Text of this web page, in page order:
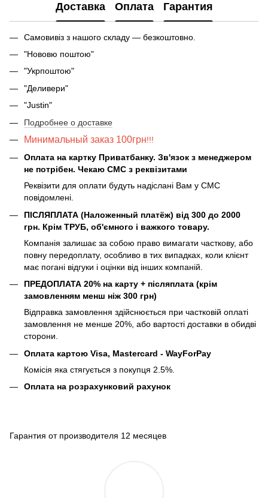
Доставка Оплата Гарантия
Самовивіз з нашого складу — безкоштовно.
"Нововю поштою"
"Укрпоштою"
"Деливери"
"Justin"
Подробнее о доставке
Минимальный заказ 100грн!!!
Оплата на картку Приватбанку. Зв'язок з менеджером
не потрібен. Чекаю СМС з реквізитами
Реквізити для оплати будуть надіслані Вам у СМС
повідомлені.
ПІСЛЯПЛАТА (Наложенный платёж) від 300 до 2000
грн. Крім ТРУБ, об'ємного і важкого товару.
Компанія залишає за собою право вимагати часткову, або
повну передоплату, особливо в тих випадках, коли клієнт
має погані відгуки і оцінки від інших компаній.
ПРЕДОПЛАТА 20% на карту + післяплата (крім
замовленням менш ніж 300 грн)
Відправка замовлення здійснюється при частковій оплаті
замовлення не менше 20%, або вартості доставки в обидві
сторони.
Оплата картою Visa, Mastercard - WayForPay
Комісія яка стягується з покупця 2.5%.
Оплата на розрахунковий рахунок
Гарантия от производителя 12 месяцев